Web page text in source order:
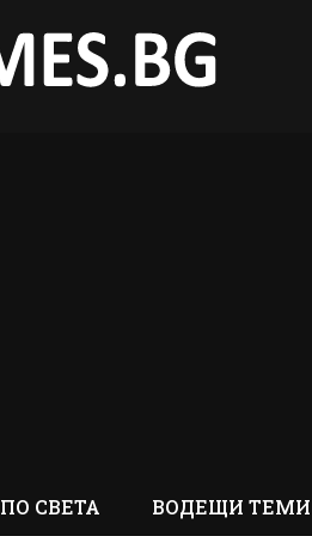
ПО СВЕТА ВОДЕЩИ ТЕМИ